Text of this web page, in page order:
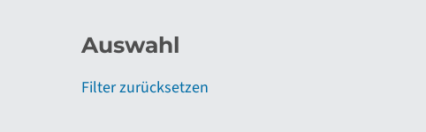
Auswahl
Filter zurücksetzen